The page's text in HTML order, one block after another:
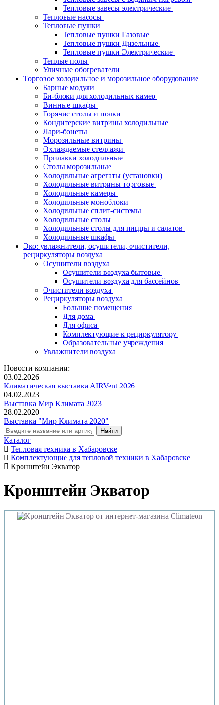
Тепловые завесы электрические
Тепловые насосы
Тепловые пушки
Тепловые пушки Газовые
Тепловые пушки Дизельные
Тепловые пушки Электрические
Теплые полы
Уличные обогреватели
Торговое холодильное и морозильное оборудование
Барные модули
Би-блоки для холодильных камер
Винные шкафы
Горячие столы и полки
Кондитерские витрины холодильные
Лари-бонеты
Морозильные витрины
Охлаждаемые стеллажи
Прилавки холодильные
Столы морозильные
Холодильные агрегаты (установки)
Холодильные витрины торговые
Холодильные камеры
Холодильные моноблоки
Холодильные сплит-системы
Холодильные столы
Холодильные столы для пиццы и салатов
Холодильные шкафы
Эко: увлажнители, осушители, очистители,
рециркуляторы воздуха
Осушители воздуха
Осушители воздуха бытовые
Осушители воздуха для бассейнов
Очистители воздуха
Рециркуляторы воздуха
Большие помещения
Для дома
Для офиса
Комплектующие к рециркулятору
Образовательные учреждения
Увлажнители воздуха
Новости компании:
03.02.2026
Климатическая выставка AIRVent 2026
04.02.2023
Выставка Мир Климата 2023
28.02.2020
Выставка "Мир Климата 2020"
Каталог
Тепловая техника в Хабаровске
Комплектующие для тепловой техники в Хабаровске
Кронштейн Экватор
Кронштейн Экватор